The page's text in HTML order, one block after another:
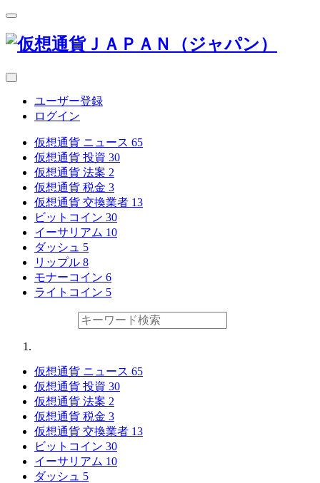
ユーザー登録
ログイン
仮想通貨 ニュース 65
仮想通貨 投資 30
仮想通貨 法案 2
仮想通貨 税金 3
仮想通貨 交換業者 13
ビットコイン 30
イーサリアム 10
ダッシュ 5
リップル 8
モナーコイン 6
ライトコイン 5
仮想通貨 ニュース 65
仮想通貨 投資 30
仮想通貨 法案 2
仮想通貨 税金 3
仮想通貨 交換業者 13
ビットコイン 30
イーサリアム 10
ダッシュ 5